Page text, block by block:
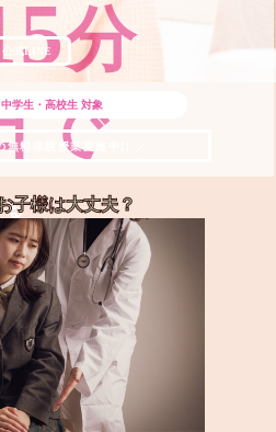
分
で
る
学生・高校生 対象
無料体験授業実施中!! ／
公式LINE
子様は大丈夫？